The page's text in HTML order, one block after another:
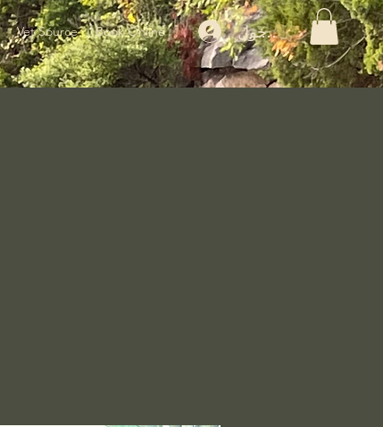
Vet Source Book Online تسجيل الدخول